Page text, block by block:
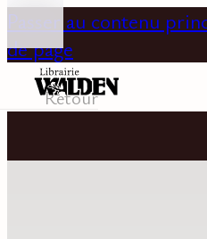
Passer au contenu
de page
Retour